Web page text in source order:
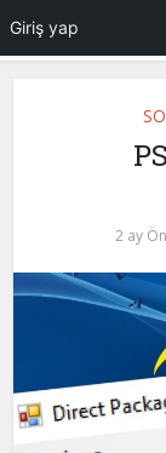
2 ay
Giriş yap